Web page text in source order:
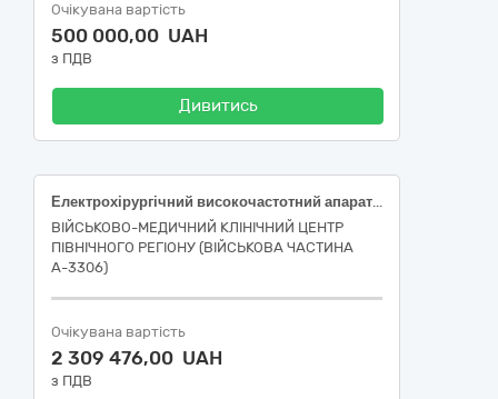
Очікувана вартість
500 000,00 UAH
з ПДВ
Дивитись
Електрохірургічний високочастотний апарат для лапароскопічної хірургії (код НК 024:2023 – 44776 - Електрохірургічна система), за кодом ДК 021:2015 «Єдиний закупівельний словник» - 33160000 - 9 - Устаткування для операційних блоків
ВІЙСЬКОВО-МЕДИЧНИЙ КЛІНІЧНИЙ ЦЕНТР
ПІВНІЧНОГО РЕГІОНУ (ВІЙСЬКОВА ЧАСТИНА
А-3306)
Очікувана вартість
2 309 476,00 UAH
з ПДВ